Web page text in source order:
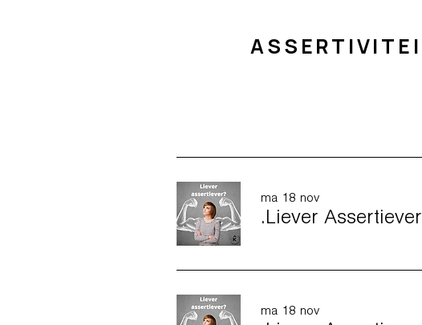
ma 18 nov
.Liever
ma 18 nov